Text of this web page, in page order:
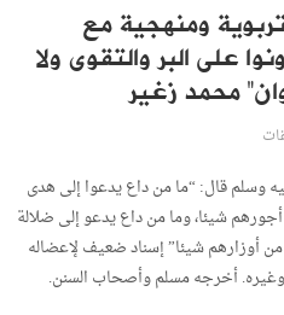
ومنهجية مع
على البر والتقوى ولا
محمد زغير
وسلم قال: “ما من داع يدعوا إلى هدى
شيئا، وما من داع يدعو إلى ضلالة
أوزارهم شيئا” إسناد ضعيف لإعضاله
أخرجه مسلم وأصحاب السنن.